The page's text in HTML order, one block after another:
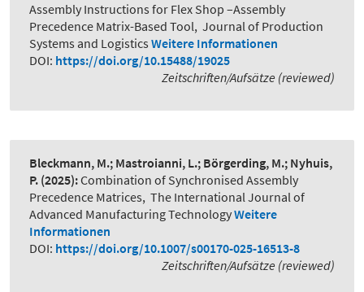
Assembly Instructions for Flex Shop –Assembly
Precedence Matrix-Based Tool, Journal of Production
Systems and Logistics Weitere Informationen
DOI: https://doi.org/10.15488/19025
Zeitschriften/Aufsätze (reviewed)
Bleckmann, M.; Mastroianni, L.; Börgerding, M.; Nyhuis,
P. (2025):Combination of Synchronised Assembly
Precedence Matrices, The International Journal of
Advanced Manufacturing TechnologyWeitere
Informationen
DOI: https://doi.org/10.1007/s00170-025-16513-8
Zeitschriften/Aufsätze (reviewed)